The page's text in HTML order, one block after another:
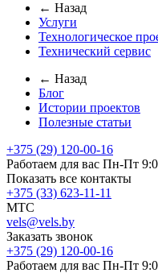
← Назад
Услуги
Технологическое
Технический сервис
← Назад
Блог
Истории проектов
Полезные статьи
+375 (29) 120-00-16
Работаем для вас Пн-Пт
Показать все контакты
+375 (33) 623-11-11
MTC
vels@vels.by
Заказать звонок
+375 (29) 120-00-16
Работаем для вас Пн-Пт